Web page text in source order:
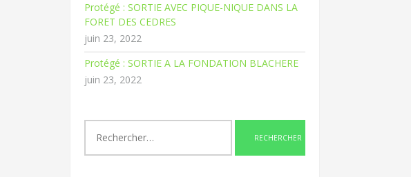
Protégé : SORTIE AVEC PIQUE-NIQUE DANS LA
FORET DES CEDRES
juin 23, 2022
Protégé : SORTIE A LA FONDATION BLACHERE
juin 23, 2022